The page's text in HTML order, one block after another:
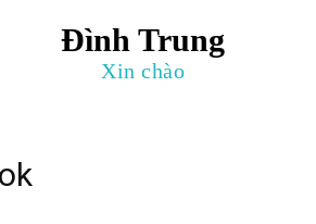
Đình Trung
Xin chào